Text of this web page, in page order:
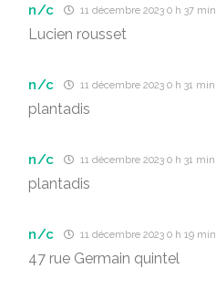
n/c 11 décembre 2023 0 h 37 min
Lucien rousset
n/c 11 décembre 2023 0 h 31 min
plantadis
n/c 11 décembre 2023 0 h 31 min
plantadis
n/c 11 décembre 2023 0 h 19 min
47 rue Germain quintel